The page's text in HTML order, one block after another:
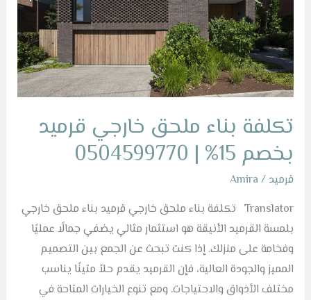
تكلفة بناء ملحق خارجي قرميد
بخصم 15% | 0504599770
قرميد /
Amira
Translator تكلفة بناء ملحق خارجي قرميد بناء ملحق خارجي
بلمسة القرميد الأنيقة هو استثمار مثالي يضفي جمالًا عمليًا
وفخامة على منزلك. إذا كنت تبحث عن الجمع بين التصميم
المميز والجودة العالية، فإن القرميد يقدم حلاً متينًا يناسب
مختلف الأذواق والاحتياجات. ومع تنوع الخيارات المتاحة في
بخصم
15%
|
0504599770